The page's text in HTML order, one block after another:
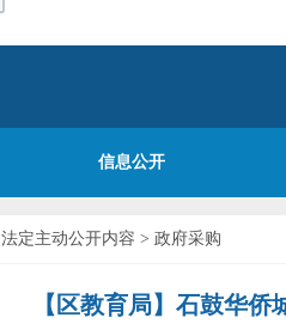
信息公开
法定主动公开内容 > 政府采购
【区教育局】石鼓华